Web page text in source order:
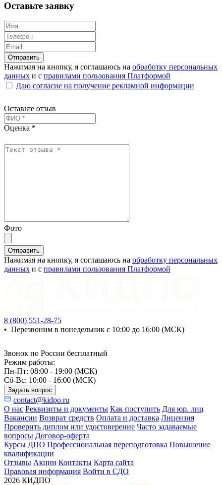
Оставьте заявку
Отправить
Нажимая на кнопку, я соглашаюсь на обработку персональных
данных и с правилами пользования Платформой
Даю согласие на получение рекламной информации
Оставьте отзыв
Оценка *
Фото
Отправить
Нажимая на кнопку, я соглашаюсь на обработку персональных
данных и с правилами пользования Платформой
8 (800) 551-28-75
• Перезвоним в понедельник с 10:00 до 16:00 (МСК)
Звонок по России бесплатный
Режим работы:
Пн-Пт: 08:00 - 19:00 (МСК)
Сб-Вс: 10:00 - 16:00 (МСК)
Задать вопрос
contact@kidpo.ru
О нас Реквизиты и документы Как поступить Для юр. лиц
Вакансии Возврат средств Оплата и доставка Лицензия
Проверить диплом или удостоверение Часто задаваемые
вопросы Договор-оферта
Курсы ДПО Профессиональная переподготовка Повышение
квалификации
Отзывы Акции Контакты Карта сайта
Правовая информация Войти в СДО
2026 КИДПО